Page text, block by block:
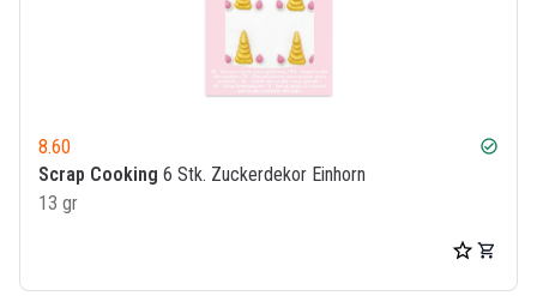
8.60 check_circle
Scrap Cooking 6 Stk. Zuckerdekor Einhorn
13 gr